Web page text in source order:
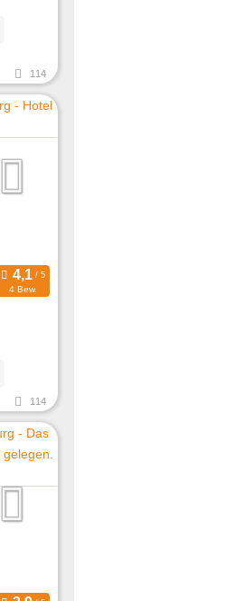
114
4 Bew.
114